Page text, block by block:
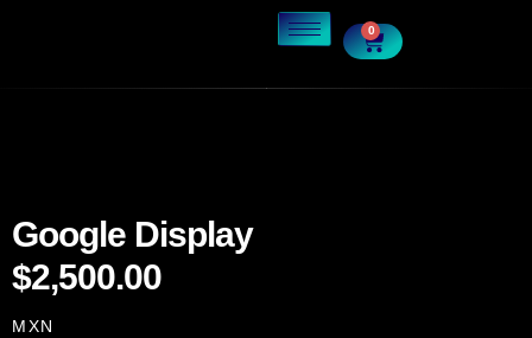
0
Google Display
$2,500.00
MXN